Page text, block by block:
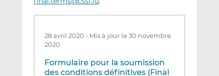
28 avril 2020 - Mis à jour le 30 novembre
2020
Formulaire pour la soumission
des conditions définitives (Final